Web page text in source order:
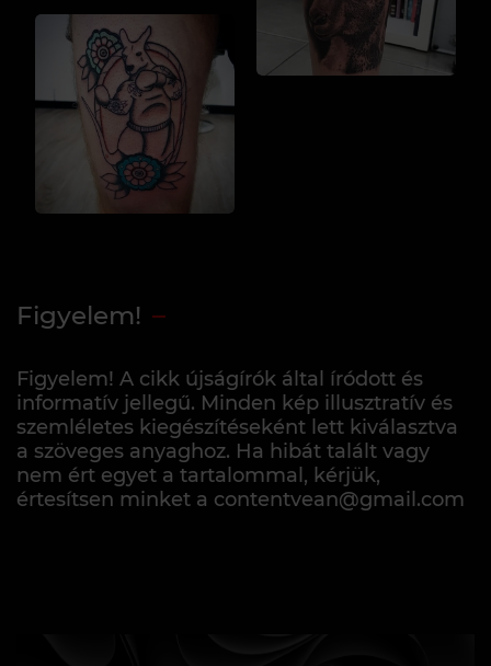
Figyelem!
Figyelem! A cikk újságírók által íródott és
informatív jellegű. Minden kép illusztratív és
szemléletes kiegészítéseként lett kiválasztva
a szöveges anyaghoz. Ha hibát talált vagy
nem ért egyet a tartalommal, kérjük,
értesítsen minket a contentvean@gmail.com